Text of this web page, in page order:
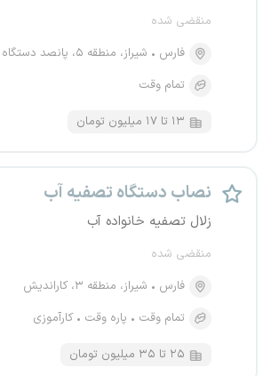
منقضی شده
فارس
شیراز، منطقه ۵، پانصد دستگاه (بلوار رحمت)
تمام وقت
۱۳ تا ۱۷ میلیون تومان
نصاب دستگاه تصفیه آب
زلال تصفیه خانواده آب
منقضی شده
فارس
شیراز، منطقه ۳، کاراندیش
تمام وقت
پاره وقت کارآموزی
۲۵ تا ۳۵ میلیون تومان